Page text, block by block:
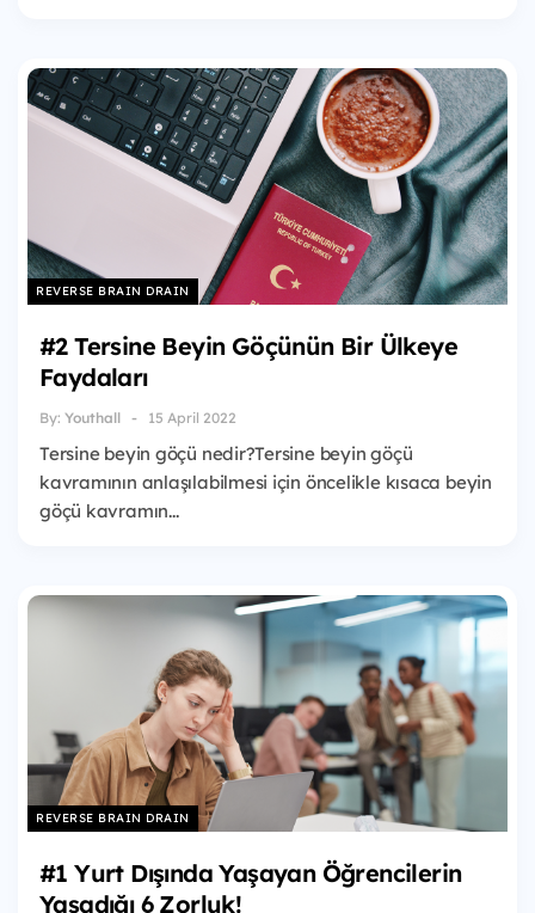
REVERSE BRAIN DRAIN
#2 Tersine Beyin Göçünün Bir Ülkeye
Faydaları
By: Youthall 15 April 2022
Tersine beyin göçü nedir?Tersine beyin göçü
kavramının anlaşılabilmesi için öncelikle kısaca beyin
göçü kavramın...
REVERSE BRAIN DRAIN
#1 Yurt Dışında Yaşayan Öğrencilerin
Yaşadığı 6 Zorluk!